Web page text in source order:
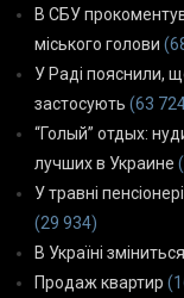
В СБУ
міського голови
У Раді пояснили,
застосують (63
“Голый” отдых:
лучших в Украине
У травні
(29 934)
В Україні
Продаж квартир